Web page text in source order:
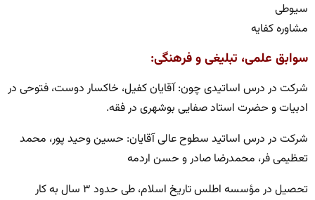
سیوطی
مشاوره کفایه
سوابق علمی، تبلیغی و فرهنگی:
شرکت در درس اساتیدی چون: آقایان کفیل، خاکسار دوست، فتوحی در
ادبیات و حضرت استاد صفایی بوشهری در فقه.
شرکت در درس اساتید سطوح عالی آقایان: حسین وحید پور، محمد
تعظیمی فر، محمدرضا صادر و حسن اردمه
تحصیل در مؤسسه اطلس تاریخ اسلام، طی حدود ۳ سال به کار